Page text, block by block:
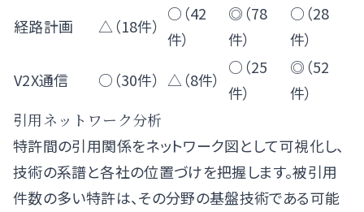
経路計画
△（18件）
○（42
件）
◎（78
件）
○（28
件）
V2X通信
○（30件） △（8件）
○（25
件）
◎（52
件）
引用ネットワーク分析
特許間の引用関係をネットワーク図として可視化し、
技術の系譜と各社の位置づけを把握します。被引用
件数の多い特許は、その分野の基盤技術である可能